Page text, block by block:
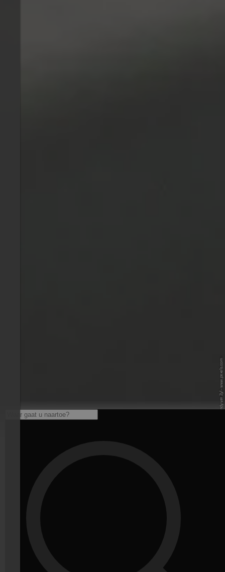
© Pexels / Wendy van Zyl - www.pexels.com